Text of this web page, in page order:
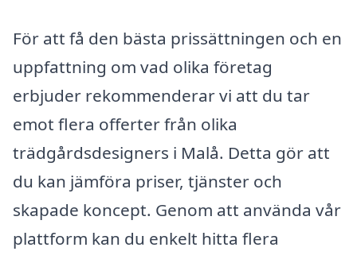
För att få den bästa prissättningen och en
uppfattning om vad olika företag
erbjuder rekommenderar vi att du tar
emot flera offerter från olika
trädgårdsdesigners i Malå. Detta gör att
du kan jämföra priser, tjänster och
skapade koncept. Genom att använda vår
plattform kan du enkelt hitta flera